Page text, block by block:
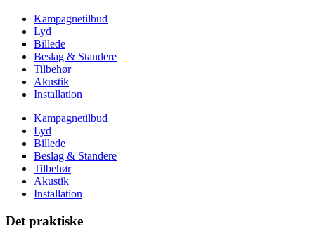
Kampagnetilbud
Lyd
Billede
Beslag & Standere
Tilbehør
Akustik
Installation
Kampagnetilbud
Lyd
Billede
Beslag & Standere
Tilbehør
Akustik
Installation
Det praktiske